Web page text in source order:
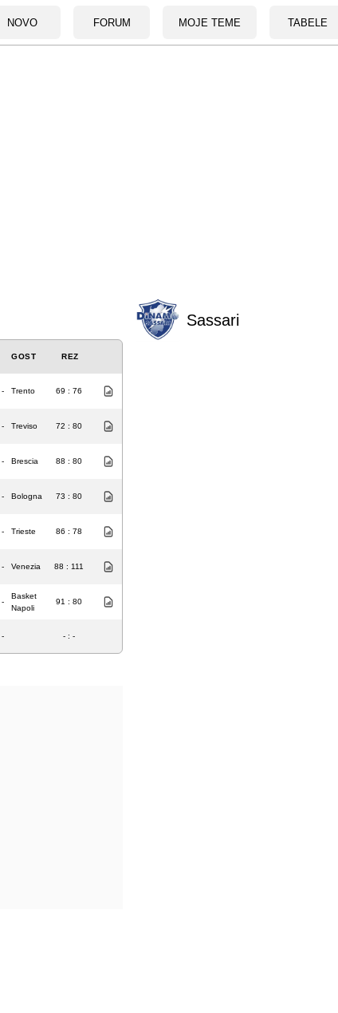
NOVO FORUM MOJE TEME TABELE
GOST REZ
- Trento 69 : 76
- Treviso 72 : 80
- Brescia 88 : 80
- Bologna 73 : 80
- Trieste 86 : 78
- Venezia 88 : 111
-
Basket
Napoli
91 : 80
- - : -
Sassari